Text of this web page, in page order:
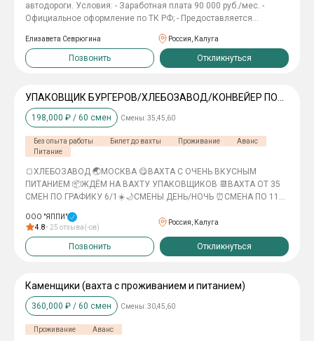
автодороги. Условия: - Заработная плата 90 000 руб./мес. -
Официальное оформление по ТК РФ; - Предоставляется
Предоставляется спецодежда:; - Бесплатные обеды 2 раза в
день. - Вахта 60/30, график 7/0 по 11 часов. Присоединяйтесь к
строительству новых дорог!
Елизавета Севрюгина Россия, Калуга
Позвонить Откликнуться
УПАКОВЩИК БУРГЕРОВ/ХЛЕБОЗАВОД/КОНВЕЙЕР ПО
УКЛАДКЕ
198,000 ₽ / 60 смен Смены:35,45,60
Без опыта работы Билет до вахты Проживание
Аванс
Питание
🍞ХЛЕБОЗАВОД 🌏МОСКВА 😋ВАХТА С ОЧЕНЬ ВКУСНЫМ
ПИТАНИЕМ 📦ЖДЁМ НА ВАХТУ УПАКОВЩИКОВ 📆ВАХТА ОТ 35
СМЕН ПО ГРАФИКУ 6/1☀️🌙СМЕНЫ ДЕНЬ/НОЧЬ ⏰СМЕНА ПО 11
РУБЛЕЙ 📃ОФОРМЛЕНИЕ ПО ТК 💵АВАНСЫ ДО 3000 РУБЛЕЙ
ЕЖЕНЕДЕЛЬНО 💳ЗАРАБОТНАЯ ПЛАТА ПО ФАКТУ
ОТРАБОТАННЫХ СМЕН НА КАРТУ ЛЮБОГО БАНКА (КАРТА ДРУГА/
ДЕЛАЕМ? • КОНВЕЙЕР ПО УКЛАДКЕ И УПАКОВКЕ БУЛОЧЕК ДЛЯ
БУРГЕРОВ МЫ ПРЕДОСТАВЛЯЕМ: 🍔БЕСПЛАТНОЕ ПИТАНИЕ 1 РАЗ
В СМЕНУ + БУЛКИ БЕЗ ОГРАНИЧЕНИЙ 🏠ПРОЖИВАНИЕ КОМНАТА
4-6 ЧЕЛОВЕК 🚶ПЕШИЙ ДОСТУП ДО ПРОИЗВОДСТВА 🏥
МЕДИЦИНСКАЯ КНИГА 3500 РУБЛЕЙ 🦺СПЕЦОДЕЖДА
ООО "ЯППИ"
4.8• 25 отзыва(-ов)
Россия, Калуга
Позвонить Откликнуться
Каменщики (вахта с проживанием и питанием)
360,000 ₽ / 60 смен Смены:30,45,60
Проживание Аванс